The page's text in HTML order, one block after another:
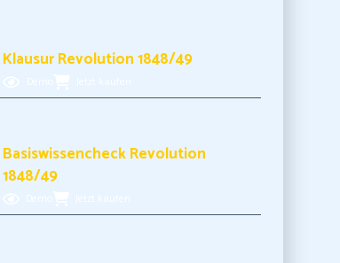
Klausur Revolution 1848/49
Basiswissencheck Revolution
1848/49